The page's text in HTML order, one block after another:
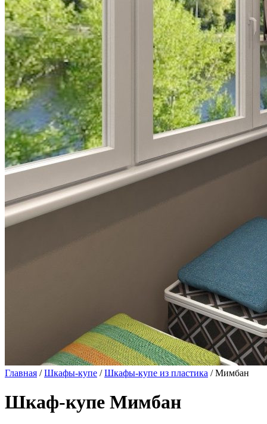
Главная /Шкафы-купе /Шкафы-купе из пластика / Мимбан
Шкаф-купе Мимбан